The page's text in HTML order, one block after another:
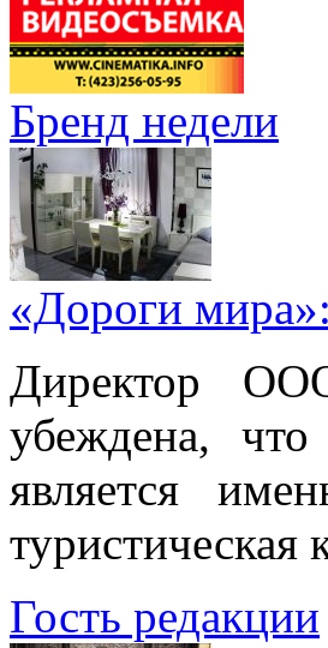
Бренд недели
«Дороги
Директор
убеждена,
является
туристическая
Гость редакции